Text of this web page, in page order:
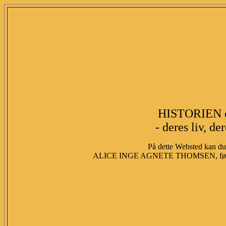
HISTORIEN
- deres liv,
På dette Websted kan
ALICE INGE AGNETE THOMSEN,